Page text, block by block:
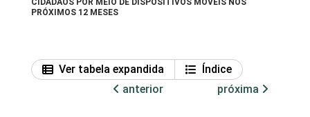
CIDADÃOS POR MEIO DE DISPOSITIVOS MÓVEIS NOS
PRÓXIMOS 12 MESES
Ver tabela expandida
Índice
anterior
próxima